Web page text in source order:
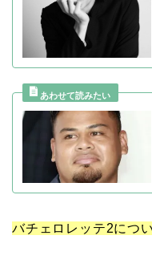
バチェロレッテ2につ